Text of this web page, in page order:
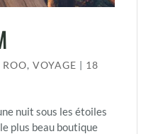
,VOYAGE | 18
nuit sous les étoiles
plus beau boutique